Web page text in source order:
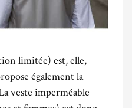
limitée) est, elle,
également la
veste imperméable